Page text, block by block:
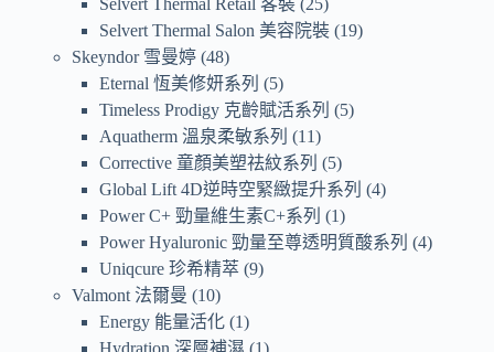
Selvert Thermal Retail 客裝 25
Selvert Thermal Salon 美容院裝 19
Skeyndor 雪曼婷 48
Eternal 恆美修妍系列
5
Timeless Prodigy 克齡賦活系列
5
Aquatherm 溫泉柔敏系列
11
Corrective 童顏美塑祛紋系列
5
Global Lift 4D逆時空緊緻提升系列
4
Power C+ 勁量維生素C+系列
1
Power Hyaluronic 勁量至尊透明質酸系列
4
Uniqcure 珍希精萃 9
Valmont 法爾曼
10
Energy 能量活化 1